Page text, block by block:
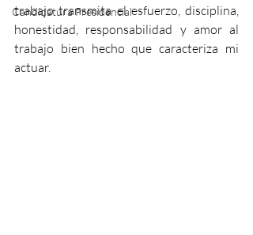
Candidatura Presidencial
trabajo transmita el esfuerzo, disciplina,
honestidad, responsabilidad y amor al
trabajo bien hecho que caracteriza mi
actuar.